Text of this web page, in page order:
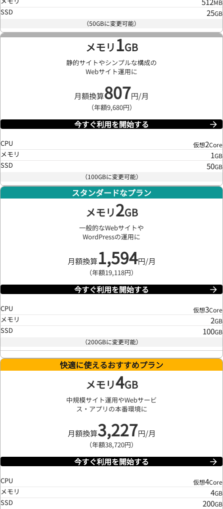
MB
SSD 25GB
（50GBに変更可能）
メモリ1GB
静的サイトやシンプルな構成の
Webサイト運用に
月額換算807円/月
（年額9,680円）
今すぐ利用を開始する
CPU 仮想2Core
メモリ 1GB
SSD 50GB
（100GBに変更可能）
スタンダードなプラン
メモリ2GB
一般的なWebサイトや
WordPressの運用に
月額換算1,594円/月
（年額19,118円）
今すぐ利用を開始する
CPU 仮想3Core
メモリ 2GB
SSD 100GB
（200GBに変更可能）
快適に使えるおすすめプラン
メモリ4GB
中規模サイト運用やWebサービ
ス・アプリの本番環境に
月額換算3,227円/月
（年額38,720円）
今すぐ利用を開始する
CPU 仮想4Core
メモリ 4GB
SSD 200GB